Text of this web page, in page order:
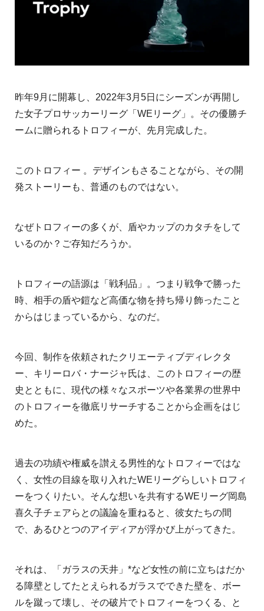
昨年9月に開幕し、2022年3月5日にシーズンが再開し
た女子プロサッカーリーグ「WEリーグ」。その優勝チ
ームに贈られるトロフィーが、先月完成した。
このトロフィー 。デザインもさることながら、その開
発ストーリーも、普通のものではない。
なぜトロフィーの多くが、盾やカップのカタチをして
いるのか？ご存知だろうか。
トロフィーの語源は「戦利品」。つまり戦争で勝った
時、相手の盾や鎧など高価な物を持ち帰り飾ったこと
からはじまっているから、なのだ。
今回、制作を依頼されたクリエーティブディレクタ
ー、キリーロバ・ナージャ氏は、このトロフィーの歴
史とともに、現代の様々なスポーツや各業界の世界中
のトロフィーを徹底リサーチすることから企画をはじ
めた。
過去の功績や権威を讃える男性的なトロフィーではな
く、女性の目線を取り入れたWEリーグらしいトロフィ
ーをつくりたい。そんな想いを共有するWEリーグ岡島
喜久子チェアらとの議論を重ねると、彼女たちの間
で、あるひとつのアイディアが浮かび上がってきた。
それは、「ガラスの天井」 *など女性の前に立ちはだか
る障壁としてたとえられるガラスでできた壁を、ボー
ルを蹴って壊し、その破片でトロフィーをつくる、と